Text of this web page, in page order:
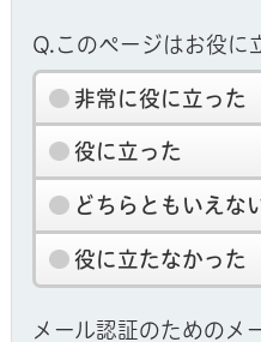
Q.このページはお役に
非常に役に立った
役に立った
どちらともいえな
役に立たなかった
メール認証のためのメ